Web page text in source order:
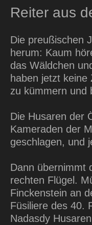
Reiter aus
Die preußischen
herum: Kaum
das Wäldchen
haben jetzt
zu kümmern und
Die Husaren der
Kameraden der
geschlagen, und
Dann übernimmt
rechten Flügel.
Finckenstein an
Füsiliere des 40.
Nadasdy